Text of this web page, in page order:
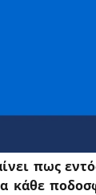
πως
κάθε